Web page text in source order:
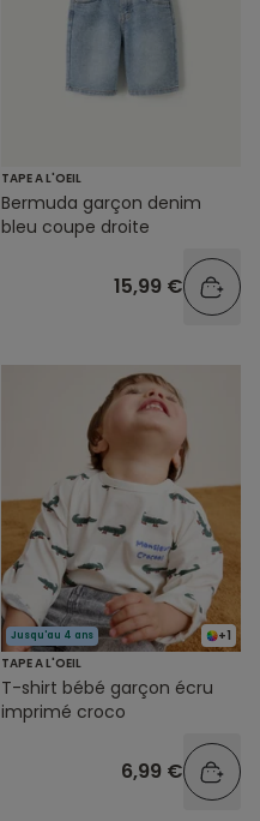
TAPE A L'OEIL
Bermuda garçon denim
bleu coupe droite
15,99 €
+1
Jusqu'au 4 ans
TAPE A L'OEIL
T-shirt bébé garçon écru
imprimé croco
6,99 €